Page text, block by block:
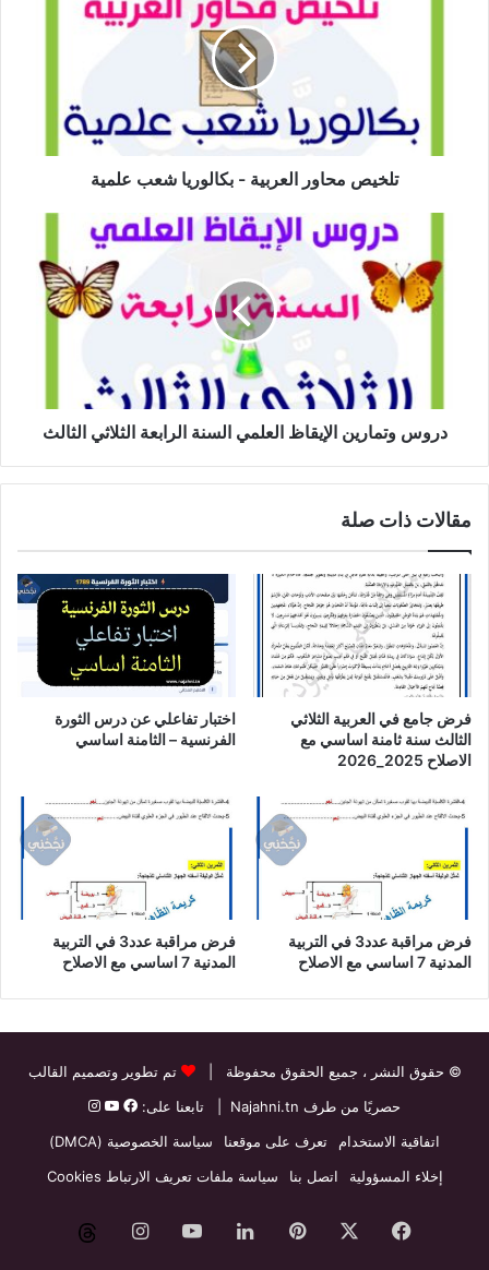
تلخيص محاور العربية - بكالوريا شعب علمية
الإيقاظ
العلمي
دروس وتمارين الإيقاظ العلمي السنة الرابعة الثلاثي الثالث
مقالات ذات صلة
فرض جامع في العربية الثلاثي
الثالث سنة ثامنة اساسي مع
الاصلاح 2025_2026
اختبار تفاعلي عن درس الثورة
الفرنسية – الثامنة اساسي
فرض مراقبة عدد3 في التربية
المدنية 7 اساسي مع الاصلاح
فرض مراقبة عدد3 في التربية
المدنية 7 اساسي مع الاصلاح
© حقوق النشر ، جميع الحقوق محفوظة |
تم تطوير وتصميم القالب
حصريًا من طرف Najahni.tn | تابعنا على:
اتفاقية الاستخدام
تعرف على موقعنا
سياسة الخصوصية (DMCA)
إخلاء المسؤولية
اتصل بنا سياسة ملفات تعريف الارتباط Cookies
فيسبوك بينتيريستلينكدإن‫YouTubeانستقرام